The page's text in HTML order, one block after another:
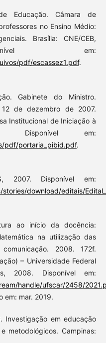
Educação. Câmara de
no Ensino Médio:
Brasília: CNE/CEB,
em:
pdf/escassez1.pdf.
Gabinete do Ministro.
de dezembro de 2007.
Institucional de Iniciação à
Disponível em:
pdf/portaria_pibid.pdf.
2007. Disponível em:
download/editais/
ao início da docência:
na utilização das
2008. 172f.
– Universidade Federal
2008. Disponível em:
handle/ufscar/2458/
em: mar. 2019.
Investigação em educação
metodológicos. Campinas: